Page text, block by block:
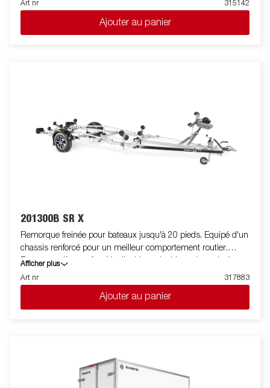
une capacité de charge élevée. La conception de la remorque
permet la pose de stickers sur toutes ses faces pour être ainsi
utilisée comme support publicitaire. Construite avec un
Art nr
315142
Ajouter au panier
201300B SR X
Remorque freinée pour bateaux jusqu'à 20 pieds. Equipé d'un
chassis renforcé pour un meilleur comportement routier.
Berceau arrière renforcé inclinable et double rouleaux latéraux
réglables de haute qualité pour s'adapter facilement à votre
bateau. Chassis galvanisé à chaud pour une meilleure
protection et durée de vie de votre remorque. Les faisceaux
électriques sont entièrement dissimulés et protégés dans le
de treuil est également équipée d'une chaine de sécurité
supplémentaire pour transporter votre bateau sur votre
Afficher plus
Art nr
317883
Ajouter au panier